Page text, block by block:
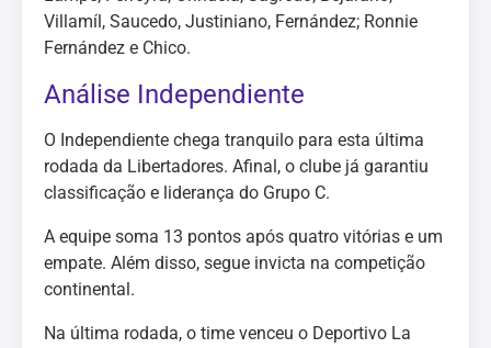
Villamíl, Saucedo, Justiniano, Fernández; Ronnie
Fernández e Chico.
Análise Independiente
O Independiente chega tranquilo para esta última
rodada da Libertadores. Afinal, o clube já garantiu
classificação e liderança do Grupo C.
A equipe soma 13 pontos após quatro vitórias e um
empate. Além disso, segue invicta na competição
continental.
Na última rodada, o time venceu o Deportivo La